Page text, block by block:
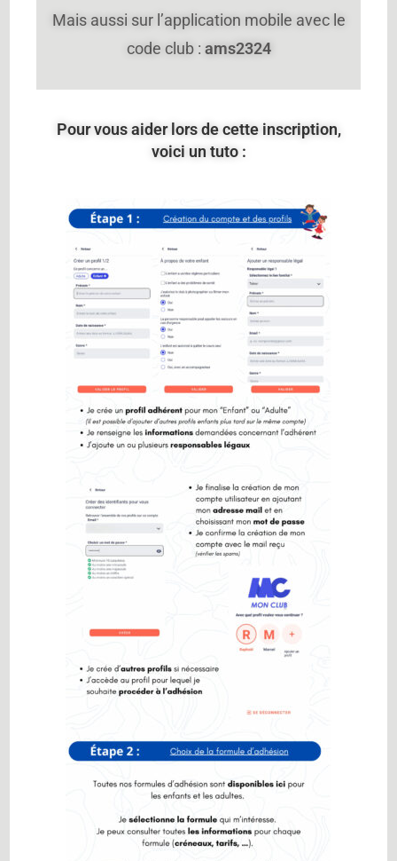
Mais aussi sur l’application mobile avec le
code club : ams2324
Pour vous aider lors de cette inscription,
voici un tuto :